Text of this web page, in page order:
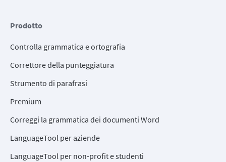
Prodotto
Controlla grammatica e ortografia
Correttore della punteggiatura
Strumento di parafrasi
Premium
Correggi la grammatica dei documenti Word
LanguageTool per aziende
LanguageTool per non-profit e studenti